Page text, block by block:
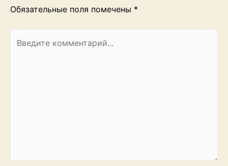
Обязательные поля помечены *
комментарий...